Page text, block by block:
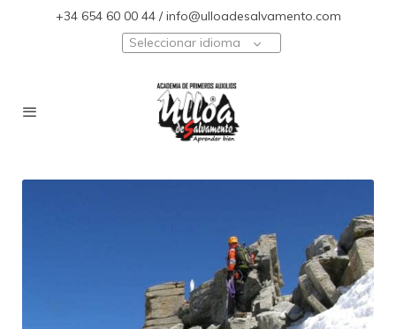
+34 654 60 00 44 / info@ulloadesalvamento.com
Seleccionar idioma